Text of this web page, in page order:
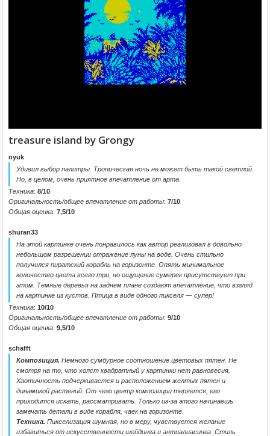
treasure island by Grongy
nyuk
Удивил выбор палитры. Тропическая ночь не может быть такой светлой.
Но, в целом, очень приятное впечатление от арта.
Техника: 8/10
Оригинальность/общее впечатление от работы: 7/10
Общая оценка: 7,5/10
shuran33
На этой картинке очень понравилось как автор реализовал в довольно
небольшом разрешении отражение луны на воде. Очень стильно
получился пиратский корабль на горизонте. Опять минимальное
количество цвета всего три, но ощущение сумерек присутствует при
этом. Темные деревья на заднем плане создают впечатление, что взгляд
на картинке из кустов. Птица в виде одного пикселя — супер!
Техника: 10/10
Оригинальность/общее впечатление от работы: 9/10
Общая оценка: 9,5/10
schafft
Композиция. Немного сумбурное соотношение цветовых пятен. Не
смотря на то, что холст квадратный у картинки нет равновесия.
Хаотичность подчеркивается и расположением желтых пятен и
динамикой растений. От чего центр композиции теряется, его
приходится искать, рассматривать. Только из-за этого начинаешь
замечать детали в виде корабля, чаек на горизонте.
Техника. Пикселизация шумная, но в меру, чувствуется желание
избавиться от искусственности шейдинга и антиалиасинга. Стиль